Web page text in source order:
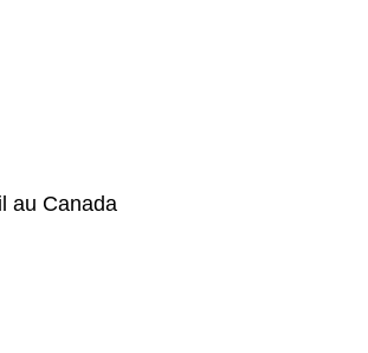
au Canada